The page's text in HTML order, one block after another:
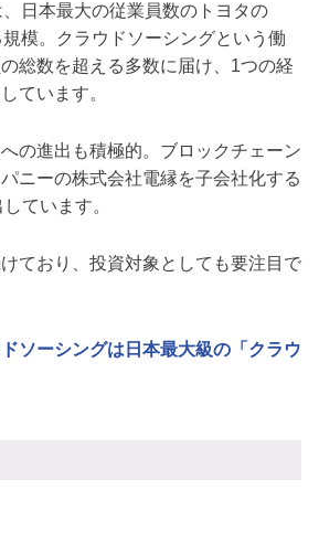
日本最大の従業員数のトヨタの
規模。クラウドソーシングという働
総数を超える多数に届け、1つの経
ています。
の進出も積極的。ブロックチェーン
ニーの株式会社電縁を子会社化する
ています。
ており、投資対象としても要注目で
ソーシングは日本最大級の「クラウ